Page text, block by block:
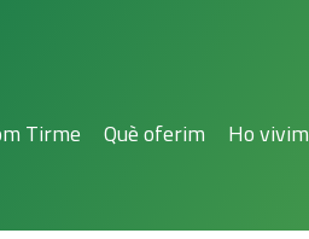
Tirme Què oferim Ho vivim